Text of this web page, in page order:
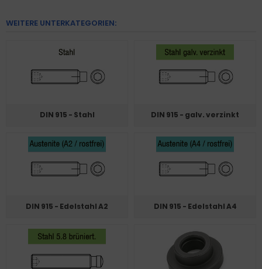
WEITERE UNTERKATEGORIEN:
DIN 915 - Stahl DIN 915 - galv. verzinkt
DIN 915 - Edelstahl A2 DIN 915 - Edelstahl A4